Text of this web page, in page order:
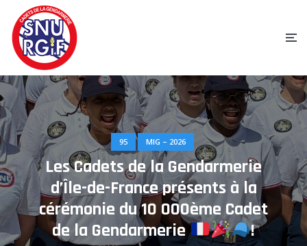
95 MIG – 2026
Les Cadets de la Gendarmerie
d’Île-de-France présents à la
cérémonie du 10 000ème Cadet
de la Gendarmerie
!